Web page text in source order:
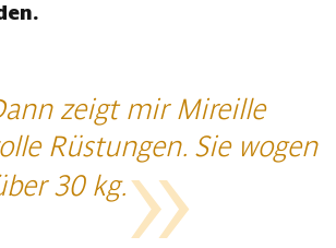
zeigt mir Mireille
Rüstungen. Sie wogen
30 kg.